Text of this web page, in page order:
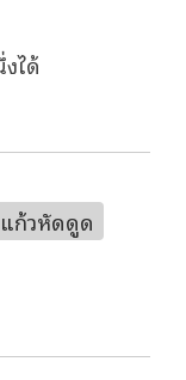
ได้
แก้วหัดดูด